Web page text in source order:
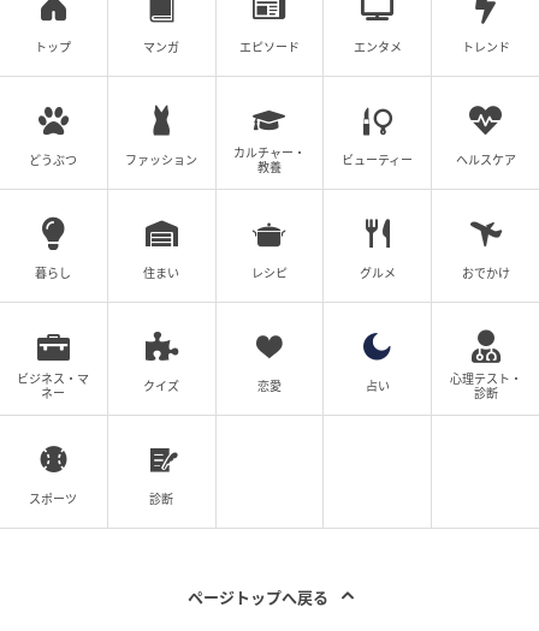
トップ マンガ エピソード エンタメ トレンド
どうぶつ ファッション
カルチャー・
教養
ビューティー ヘルスケア
暮らし 住まい レシピ グルメ おでかけ
ビジネス・マ
ネー
クイズ 恋愛 占い
心理テスト・
診断
スポーツ 診断
ページトップへ戻る